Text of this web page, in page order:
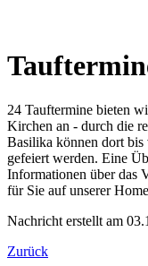
24 Tauftermine bieten
Kirchen an - durch die
Basilika können dort
gefeiert werden. Eine
Informationen über das
für Sie auf unserer
Nachricht erstellt am
Zurück